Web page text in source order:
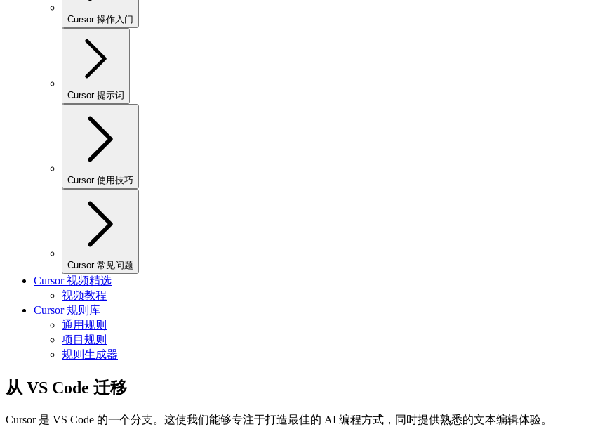
Cursor 操作入门
Cursor 提示词
Cursor 使用技巧
Cursor 常见问题
Cursor 视频精选
视频教程
Cursor 规则库
通用规则
项目规则
规则生成器
从 VS Code 迁移
Cursor 是 VS Code 的一个分支。这使我们能够专注于打造最佳的 AI 编程方式，同时提供熟悉的文本编辑体验。